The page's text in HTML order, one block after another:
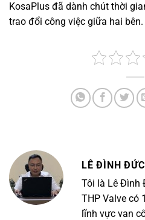
KosaPlus đã dành chút thời
trao đổi công việc giữa hai bên.
LÊ ĐÌNH ĐỨC
Tôi là Lê Đình
THP Valve có
lĩnh vực van